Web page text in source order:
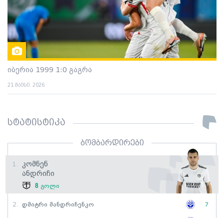
იბერია 1999 1:0 გაგრა
21 მაისი. 2026
სტატისტიკა
ბომბარდირები
1.
Კომნენ
Ანდრიჩი
8 გოლი
2. Დმიტრი Მანდრიჩენკო 7